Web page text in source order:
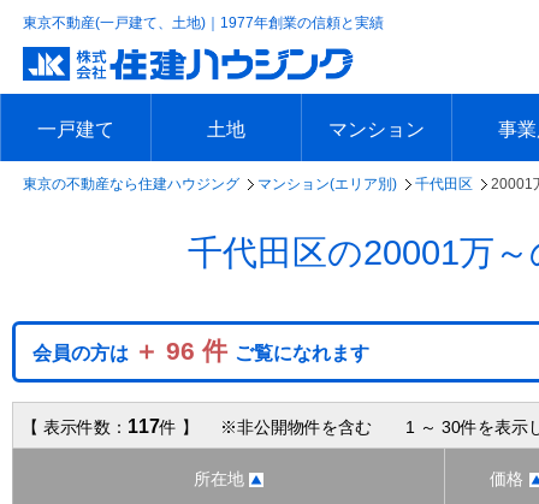
東京不動産(一戸建て、土地)｜1977年創業の信頼と実績
一戸建て
エリアで探す
沿線で探す
新築一戸建て
中古一戸建て
本日の新着物件
今週の新着物件
土地
エリアで探す
沿線で探す
本日の新着物件
今週の新着物件
マンション
エリアで探す
沿線で探す
本日の新着物件
今週の新着物件
事
エリア
沿線で
本日の
今週の
東京の不動産なら住建ハウジング マンション(エリア別) 千代田区 20001
千代田区の20001万
会員の方は ＋ 96 件 ご覧になれます
【 表示件数： 117件 】 ※非公開物件を含む 1 ～ 30件を表示
所在地 価格